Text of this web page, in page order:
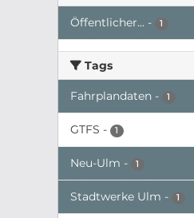
Öffentlicher... - 1
Tags
Fahrplandaten - 1
GTFS - 1
Neu-Ulm - 1
Stadtwerke Ulm - 1